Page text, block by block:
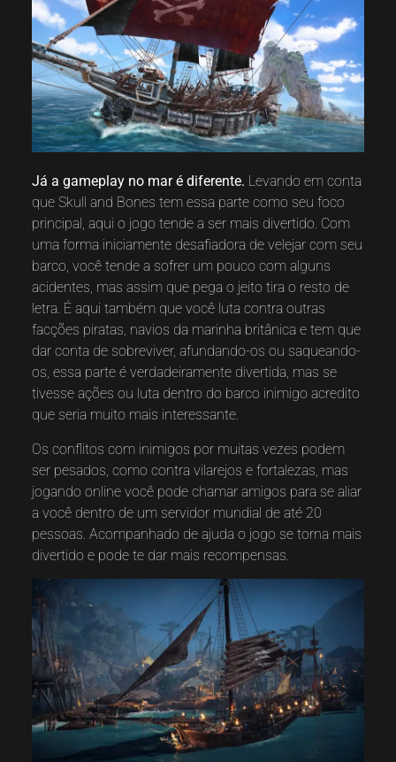
Já a gameplay no mar é diferente. Levando em conta
que Skull and Bones tem essa parte como seu foco
principal, aqui o jogo tende a ser mais divertido. Com
uma forma iniciamente desafiadora de velejar com seu
barco, você tende a sofrer um pouco com alguns
acidentes, mas assim que pega o jeito tira o resto de
letra. É aqui também que você luta contra outras
facções piratas, navios da marinha britânica e tem que
dar conta de sobreviver, afundando-os ou saqueando-
os, essa parte é verdadeiramente divertida, mas se
tivesse ações ou luta dentro do barco inimigo acredito
que seria muito mais interessante.
Os conflitos com inimigos por muitas vezes podem
ser pesados, como contra vilarejos e fortalezas, mas
jogando online você pode chamar amigos para se aliar
a você dentro de um servidor mundial de até 20
pessoas. Acompanhado de ajuda o jogo se torna mais
divertido e pode te dar mais recompensas.